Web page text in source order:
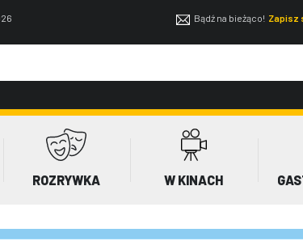
Bądź na bieżąco! Zapisz
ROZRYWKA W KINACH